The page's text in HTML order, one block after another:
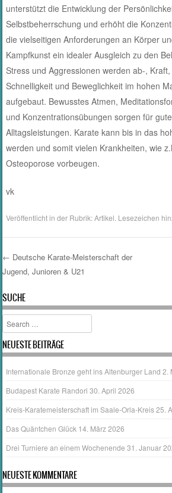
unterstützt die Entwicklung der
Selbstbeherrschung und erhöht die
die vielseitigen Anforderungen an Körper
Kampfkunst ein idealer Ausgleich zu den
Stress und Aggressionen werden ab-,
Schnelligkeit und Beweglichkeit im hohen
aufgebaut. Bewusstes Atmen,
und Konzentrationsübungen sorgen für
Alltagsleistungen. Karate kann bis in das
werden und somit vielen Krankheiten, wie
Osteoporose vorbeugen.
vk
Veröffentlicht in der Rubrik:Artikel . Lesezeichen
Post navigation
← Deutsche Karate-Meisterschaft der
Jugend, Junioren & U21
SUCHE
Suche
NEUESTE BEITRÄGE
Internationale Bronze geht ins Altenburger Land 2.
Budapest Karate Randori 30. April 2026
Kreis-Karatemeisterschaft im Saale-Orla-Kreis 25.
Das Quäntchen Glück 14. März 2026
Drei Turniere an einem Wochenende 31. Januar
NEUESTE KOMMENTARE